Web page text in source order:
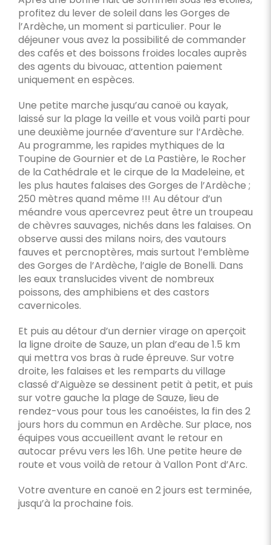
profitez du lever de soleil dans les Gorges de
l’Ardèche, un moment si particulier. Pour le
déjeuner vous avez la possibilité de commander
des cafés et des boissons froides locales auprès
des agents du bivouac, attention paiement
uniquement en espèces.
Une petite marche jusqu’au canoë ou kayak,
laissé sur la plage la veille et vous voilà parti pour
une deuxième journée d’aventure sur l’Ardèche.
Au programme, les rapides mythiques de la
Toupine de Gournier et de La Pastière, le Rocher
de la Cathédrale et le cirque de la Madeleine, et
les plus hautes falaises des Gorges de l’Ardèche ;
250 mètres quand même !!! Au détour d’un
méandre vous apercevrez peut être un troupeau
de chèvres sauvages, nichés dans les falaises. On
observe aussi des milans noirs, des vautours
fauves et percnoptères, mais surtout l’emblème
des Gorges de l’Ardèche, l’aigle de Bonelli. Dans
les eaux translucides vivent de nombreux
poissons, des amphibiens et des castors
cavernicoles.
Et puis au détour d’un dernier virage on aperçoit
la ligne droite de Sauze, un plan d’eau de 1.5 km
qui mettra vos bras à rude épreuve. Sur votre
droite, les falaises et les remparts du village
classé d’Aiguèze se dessinent petit à petit, et puis
sur votre gauche la plage de Sauze, lieu de
rendez-vous pour tous les canoéistes, la fin des 2
jours hors du commun en Ardèche. Sur place, nos
équipes vous accueillent avant le retour en
autocar prévu vers les 16h. Une petite heure de
route et vous voilà de retour à Vallon Pont d’Arc.
Votre aventure en canoë en 2 jours est terminée,
jusqu’à la prochaine fois.